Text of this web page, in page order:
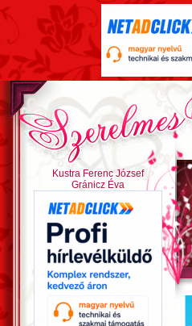
Kustra Ferenc József
Gránicz Éva